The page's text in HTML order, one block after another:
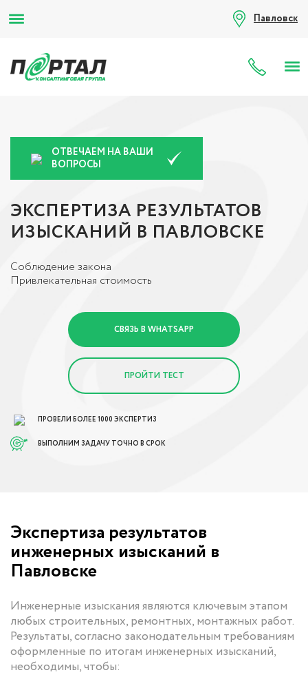
Павловск
8
ОТВЕЧАЕМ НА ВАШИ
ВОПРОСЫ
ЭКСПЕРТИЗА РЕЗУЛЬТАТОВ
ИЗЫСКАНИЙ В ПАВЛОВСКЕ
Соблюдение закона
Привлекательная стоимость
СВЯЗЬ В WHATSAPP
ПРОЙТИ ТЕСТ
ПРОВЕЛИ БОЛЕЕ 1000 ЭКСПЕРТИЗ
ВЫПОЛНИМ ЗАДАЧУ ТОЧНО В СРОК
Экспертиза результатов
инженерных изысканий в
Павловске
Инженерные изыскания являются ключевым этапом
любых строительных, ремонтных, монтажных работ.
Результаты, согласно законодательным требованиям
оформленные по итогам инженерных изысканий,
необходимы, чтобы: